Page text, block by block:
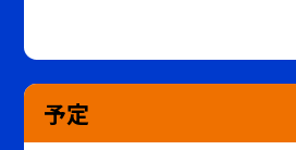
予定